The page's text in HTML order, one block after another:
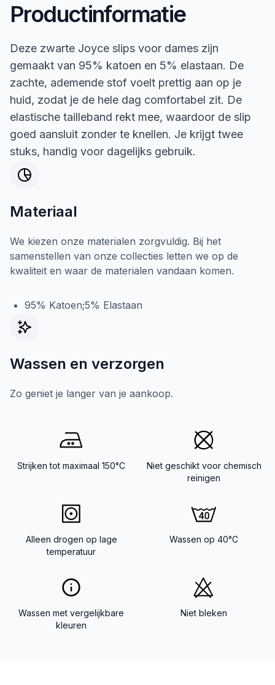
Productinformatie
Deze zwarte Joyce slips voor dames zijn
gemaakt van 95% katoen en 5% elastaan. De
zachte, ademende stof voelt prettig aan op je
huid, zodat je de hele dag comfortabel zit. De
elastische tailleband rekt mee, waardoor de slip
goed aansluit zonder te knellen. Je krijgt twee
stuks, handig voor dagelijks gebruik.
Materiaal
We kiezen onze materialen zorgvuldig. Bij het
samenstellen van onze collecties letten we op de
kwaliteit en waar de materialen vandaan komen.
95% Katoen;5% Elastaan
Wassen en verzorgen
Zo geniet je langer van je aankoop.
Strijken tot maximaal 150°C
Niet geschikt voor chemisch
reinigen
Alleen drogen op lage
temperatuur
Wassen op 40°C
Wassen met vergelijkbare
kleuren
Niet bleken